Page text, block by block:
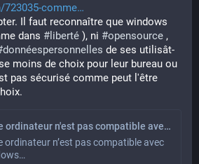
comme
Il faut reconnaître que windows
dans # liberté ), ni #opensource ,
donnéespersonnelles de ses utilisât-
moins de choix pour leur bureau ou
Votre ordinateur n'est pas compatible avec Windows 11 ? Essayez Linux sans risques
ordinateur n’est pas compatible avec